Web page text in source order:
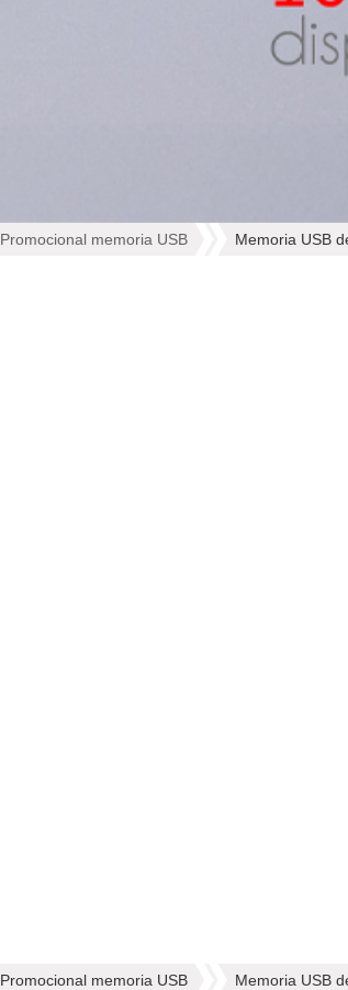
Promocional memoria USB Memoria USB
Promocional memoria USB Memoria USB